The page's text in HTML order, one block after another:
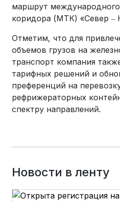
маршрут
коридора (МТК) «Север ‒
Отметим, что для
объемов грузов на
транспорт компания
тарифных решений и
преференций на
рефрижераторных
спектру направлений.
Новости в ленту